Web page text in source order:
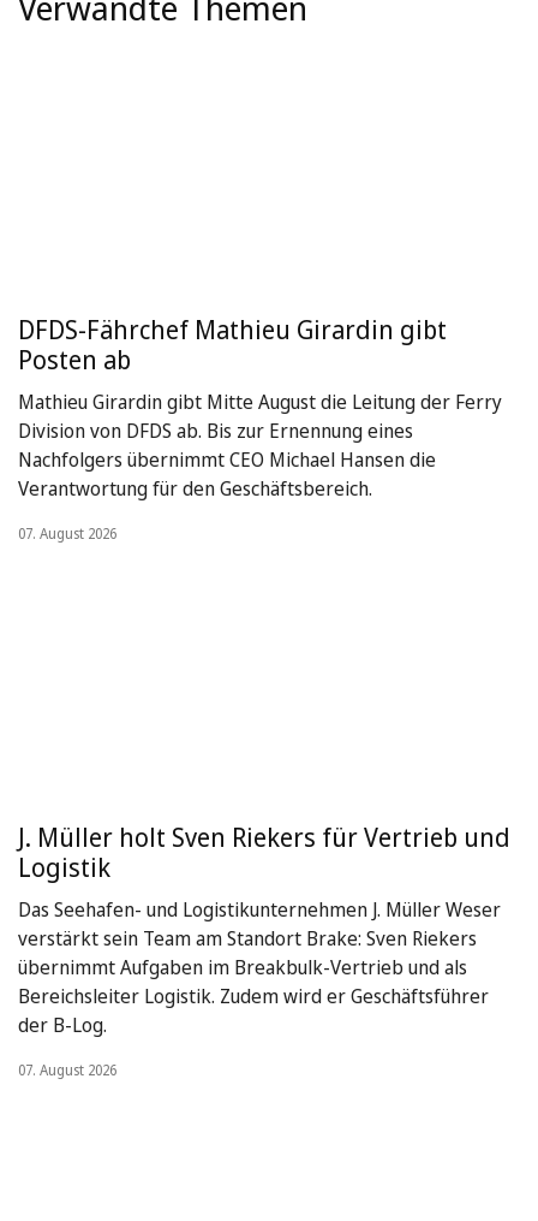
DFDS-Fährchef Mathieu Girardin gibt
Posten ab
Mathieu Girardin gibt Mitte August die Leitung der Ferry
Division von DFDS ab. Bis zur Ernennung eines
Nachfolgers übernimmt CEO Michael Hansen die
Verantwortung für den Geschäftsbereich.
07. August 2026
J. Müller holt Sven Riekers für Vertrieb und
Logistik
Das Seehafen- und Logistikunternehmen J. Müller Weser
verstärkt sein Team am Standort Brake: Sven Riekers
übernimmt Aufgaben im Breakbulk-Vertrieb und als
Bereichsleiter Logistik. Zudem wird er Geschäftsführer
der B-Log.
07. August 2026